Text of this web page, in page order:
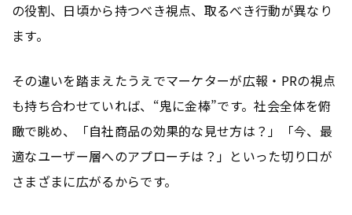
の役割、日頃から持つべき視点、取るべき行動が異なり
ます。
その違いを踏まえたうえでマーケターが広報・PRの視点
も持ち合わせていれば、“鬼に金棒”です。社会全体を俯
瞰で眺め、「自社商品の効果的な見せ方は？」「今、最
適なユーザー層へのアプローチは？」といった切り口が
さまざまに広がるからです。